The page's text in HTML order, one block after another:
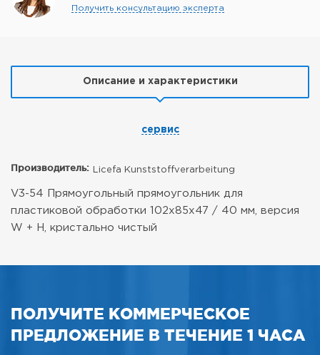
Получить консультацию эксперта
Описание и характеристики
сервис
Производитель: Licefa Kunststoffverarbeitung
V3-54 Прямоугольный прямоугольник для
пластиковой обработки 102x85x47 / 40 мм, версия
W + H, кристально чистый
ПОЛУЧИТЕ КОММЕРЧЕСКОЕ
ПРЕДЛОЖЕНИЕ В ТЕЧЕНИЕ 1 ЧАСА